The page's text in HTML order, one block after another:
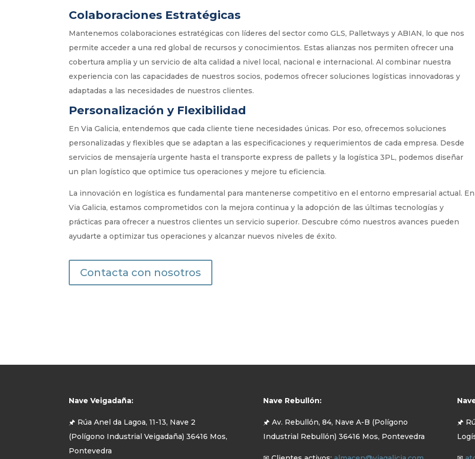
Colaboraciones Estratégicas
Mantenemos colaboraciones estratégicas con líderes del sector como GLS, Palletways y ABIAN, lo que nos
permite acceder a una red global de recursos y conocimientos. Estas alianzas nos permiten ofrecer una
cobertura amplia y un servicio de alta calidad a nivel local, nacional e internacional. Al combinar nuestra
experiencia con las capacidades de nuestros socios, podemos ofrecer soluciones logísticas innovadoras y
adaptadas a las necesidades de nuestros clientes.
Personalización y Flexibilidad
En Via Galicia, entendemos que cada cliente tiene necesidades únicas. Por eso, ofrecemos soluciones
personalizadas y flexibles que se adaptan a las especificaciones y requerimientos de cada empresa. Desde
servicios de mensajería urgente hasta el transporte express de pallets y la logística 3PL, podemos diseñar
un plan logístico que optimice tus operaciones y mejore tu eficiencia.
La innovación en logística es fundamental para mantenerse competitivo en el entorno empresarial actual. En
Via Galicia, estamos comprometidos con la mejora continua y la adopción de las últimas tecnologías y
prácticas para ofrecer a nuestros clientes un servicio superior. Descubre cómo nuestros avances pueden
ayudarte a optimizar tus operaciones y alcanzar nuevos niveles de éxito.
Contacta con nosotros
Nave Veigadaña:
🖈 Rúa Anel da Lagoa, 11-13, Nave 2
(Polígono Industrial Veigadaña) 36416 Mos,
Pontevedra
Nave Rebullón:
🖈 Av. Rebullón, 84, Nave A-B (Polígono
Industrial Rebullón) 36416 Mos, Pontevedra
🖈